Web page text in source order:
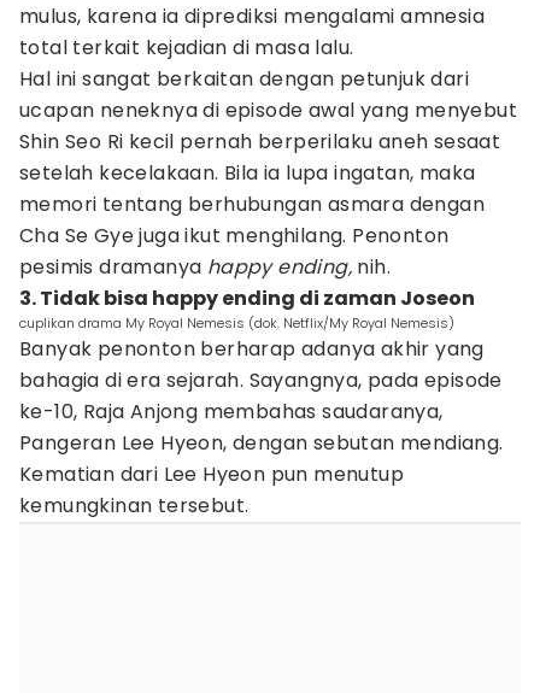
mulus, karena ia diprediksi mengalami amnesia
total terkait kejadian di masa lalu.
Hal ini sangat berkaitan dengan petunjuk dari
ucapan neneknya di episode awal yang menyebut
Shin Seo Ri kecil pernah berperilaku aneh sesaat
setelah kecelakaan. Bila ia lupa ingatan, maka
memori tentang berhubungan asmara dengan
Cha Se Gye juga ikut menghilang. Penonton
pesimis dramanya happy ending, nih.
3. Tidak bisa happy ending di zaman Joseon
cuplikan drama My Royal Nemesis (dok. Netflix/My Royal Nemesis)
Banyak penonton berharap adanya akhir yang
bahagia di era sejarah. Sayangnya, pada episode
ke-10, Raja Anjong membahas saudaranya,
Pangeran Lee Hyeon, dengan sebutan mendiang.
Kematian dari Lee Hyeon pun menutup
kemungkinan tersebut.